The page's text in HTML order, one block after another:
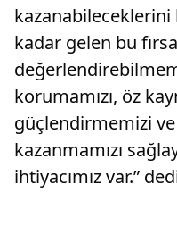
kazanabileceklerini
kadar gelen bu
korumamızı, öz
güçlendirmemizi
kazanmamızı
ihtiyacımız var.”